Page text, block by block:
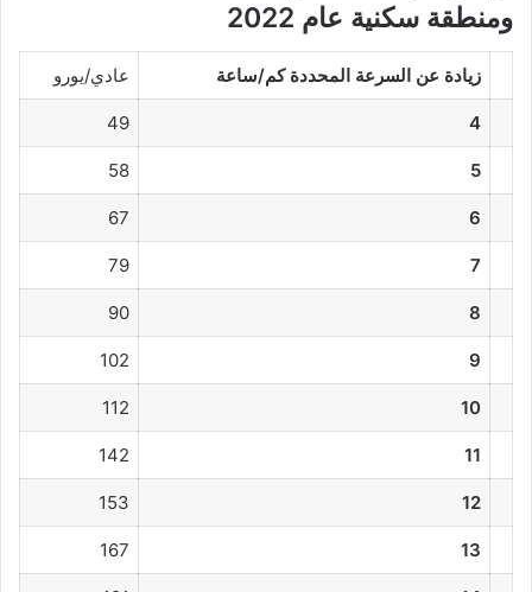
ومنطقة سكنية عام 2022
زيادة عن السرعة المحددة كم/ساعة عادي/يورو
4
49
5
58
6
67
7
79
8
90
9
102
10
112
11
142
12
153
13
167